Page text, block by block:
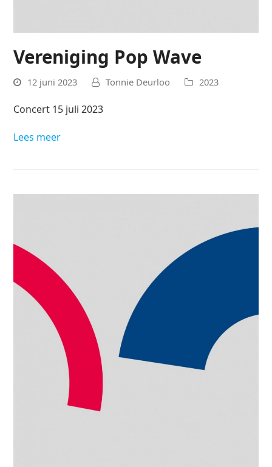
Vereniging Pop Wave
12 juni 2023 Tonnie Deurloo 2023
Concert 15 juli 2023
Lees meer